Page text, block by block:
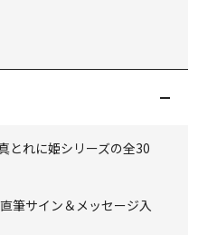
とれに姫シリーズの全30
筆サイン＆メッセージ入